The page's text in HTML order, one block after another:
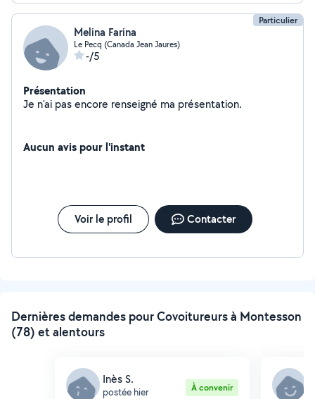
Particulier
Melina Farina
Le Pecq (Canada Jean Jaures)
-/5
Présentation
Je n'ai pas encore renseigné ma présentation.
Aucun avis pour l'instant
Voir le profil Contacter
Dernières demandes pour Covoitureurs à Montesson
(78) et alentours
Inès S.
postée hier À convenir